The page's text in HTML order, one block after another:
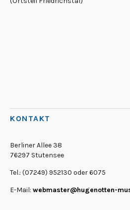
KONTAKT
Berliner Allee 38
76297 Stutensee
Tel.: (07249) 952130 oder 6075
E-Mail: webmaster@hugenotten-